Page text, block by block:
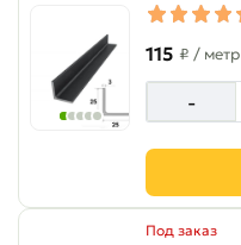
115 ₽ / метр
-
Под заказ